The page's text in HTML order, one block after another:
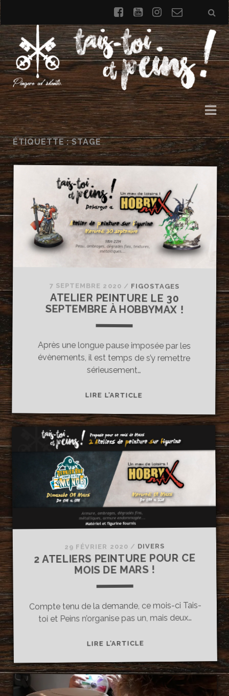
facebookyoutubeinstagram
de
contact
ÉTIQUETTE : STAGE
7 SEPTEMBRE 2020 / FIGOSTAGES
ATELIER PEINTURE LE 30
SEPTEMBRE À HOBBYMAX !
Après une longue pause imposée par les
évènements, il est temps de s’y remettre
sérieusement…
LIRE L’ARTICLEATELIER
LE
30
SEPTEMBRE
HOBBYMAX
!
29 FÉVRIER 2020 / DIVERS
2 ATELIERS PEINTURE POUR CE
MOIS DE MARS !
Compte tenu de la demande, ce mois-ci Tais-
toi et Peins n’organise pas un, mais deux…
LIRE L’ARTICLE2
PEINTURE
POUR
CE